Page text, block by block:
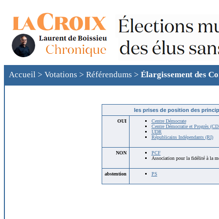
Accueil > Votations > Référendums > Élargissement des
les prises de position des
OUI
Centre Démocrate
Centre Démocratie et Progrès
UDR
Républicains Indépendants (RI)
NON
PCF
Association pour la fidélité à la
abstention PS